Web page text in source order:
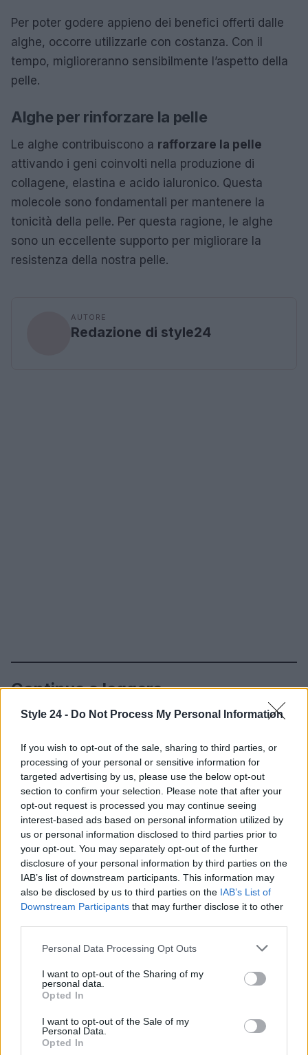
Style 24 - Do Not Process My Personal Information
If you wish to opt-out of the sale, sharing to third parties, or
processing of your personal or sensitive information for
targeted advertising by us, please use the below opt-out
section to confirm your selection. Please note that after your
opt-out request is processed you may continue seeing
interest-based ads based on personal information utilized by
us or personal information disclosed to third parties prior to
your opt-out. You may separately opt-out of the further
disclosure of your personal information by third parties on the
IAB’s list of downstream participants. This information may
also be disclosed by us to third parties on the IAB’s List of
Downstream Participants that may further disclose it to other
Please note that this website/app uses one or more Google
not limited to your visit or usage behaviour. You may click to
grant or deny consent to Google and its third-party tags to
use your data for below specified purposes in below Google
consent section.
Personal Data Processing Opt Outs
I want to opt-out of the Sharing of my
personal data.
Opted In
I want to opt-out of the Sale of my
Personal Data.
Opted In
Per poter godere appieno dei benefici offerti dalle
alghe, occorre utilizzarle con costanza. Con il
tempo, miglioreranno sensibilmente l’aspetto della
pelle.
Alghe per rinforzare la pelle
Le alghe contribuiscono a rafforzare la pelle
attivando i geni coinvolti nella produzione di
collagene, elastina e acido ialuronico. Questa
molecole sono fondamentali per mantenere la
tonicità della pelle. Per questa ragione, le alghe
sono un eccellente supporto per migliorare la
resistenza della nostra pelle.
AUTORE
Redazione di style24
Continua a leggere
Scopri come l’imperfezione può essere la vera
essenza della bellezza
Camilla Fiore · 6 Ago 2026
BELLEZZA